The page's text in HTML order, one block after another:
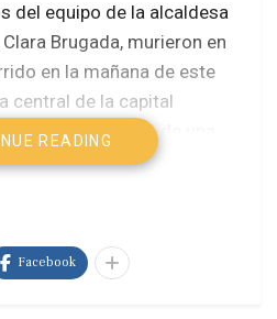
del equipo de la alcaldesa
Brugada, murieron en
en la mañana de este
central de la capital
que se trató de una
su secretaria particular,
de la jefa de
READING
Facebook